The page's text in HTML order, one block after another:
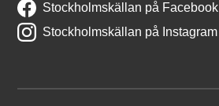
Stockholmskällan på Facebook
Stockholmskällan på Instagram